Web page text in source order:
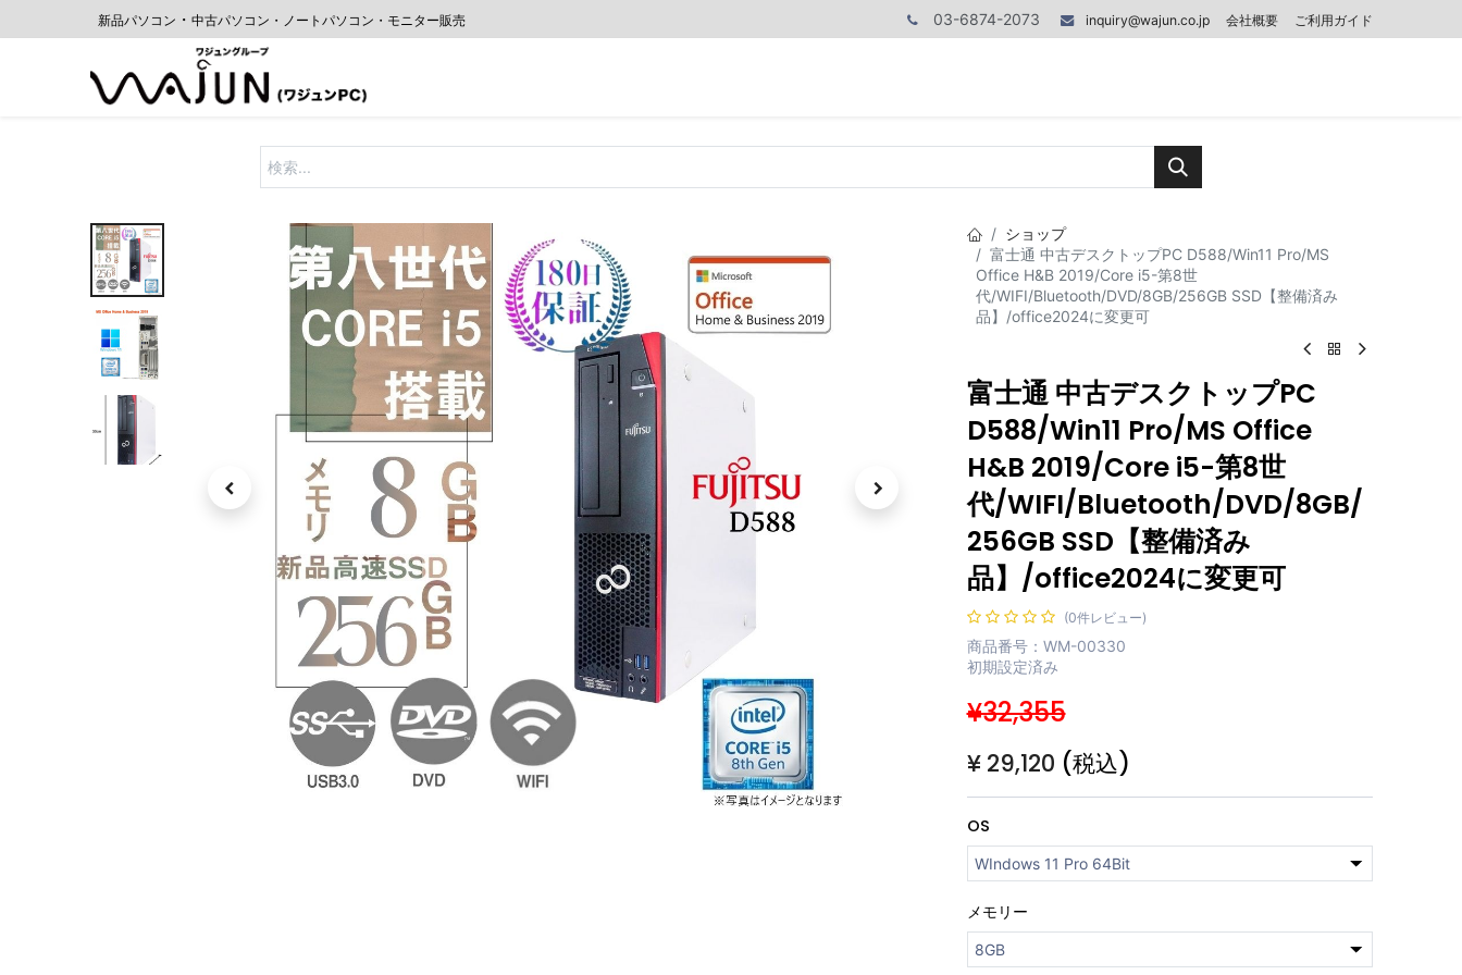
新品パソコン ・ 中古パソコン・ノートパソコン・モニター販売 03-6874-2073 inquiry@wajun.co.jp 会社概要 ご利用ガイド
ショップ
富士通 中古デスクトップPC D588/Win11 Pro/MS
Office H&B 2019/Core i5-第8世
代/WIFI/Bluetooth/DVD/8GB/256GB SSD【整備済み
品】/office2024に変更可
富士通 中古デスクトップPC
D588/Win11 Pro/MS Office
H&B 2019/Core i5-第8世
代/WIFI/Bluetooth/DVD/8GB/
256GB SSD【整備済み
品】/office2024に変更可
(0件レビュー)
商品番号：WM-00330
初期設定済み
¥32,355
¥ 29,120 (税込)
OS
メモリー